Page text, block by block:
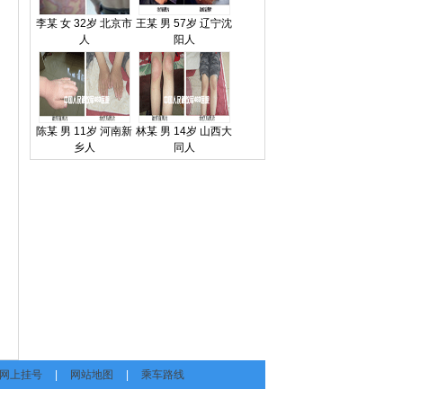
李某 女 32岁 北京市
人
王某 男 57岁 辽宁沈
阳人
陈某 男 11岁 河南新
乡人
林某 男 14岁 山西大
同人
网上挂号 网站地图 乘车路线